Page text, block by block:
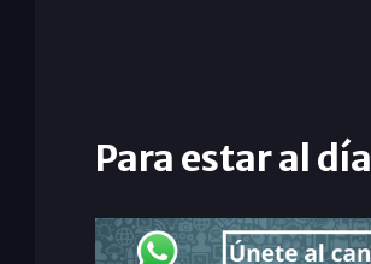
Para estar al día